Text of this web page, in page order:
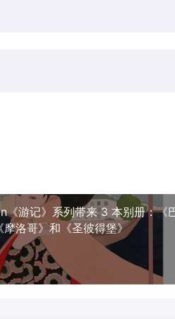
《游记》系列带来 3 本别册：《
摩洛哥》和《圣彼得堡》